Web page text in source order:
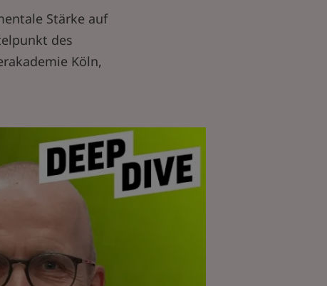
Stärke auf
des
Köln,